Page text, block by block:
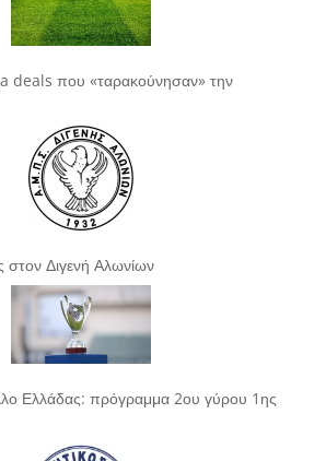
deals που «ταρακούνησαν» την
στον Διγενή Αλωνίων
Ελλάδας: πρόγραμμα 2ου γύρου 1ης